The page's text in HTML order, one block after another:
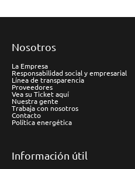
Nosotros
La Empresa
Responsabilidad social y empresarial
Línea de transparencia
Proveedores
Vea su Ticket aquí
Nuestra gente
Trabaja con nosotros
Contacto
Política energética
Información útil